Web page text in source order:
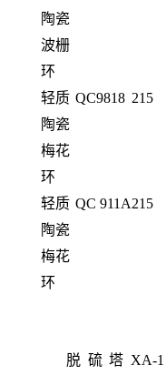
陶瓷
波栅
环
轻质
陶瓷
梅花
环
QC9818 215
轻质
陶瓷
梅花
环
QC 911A215
脱硫塔